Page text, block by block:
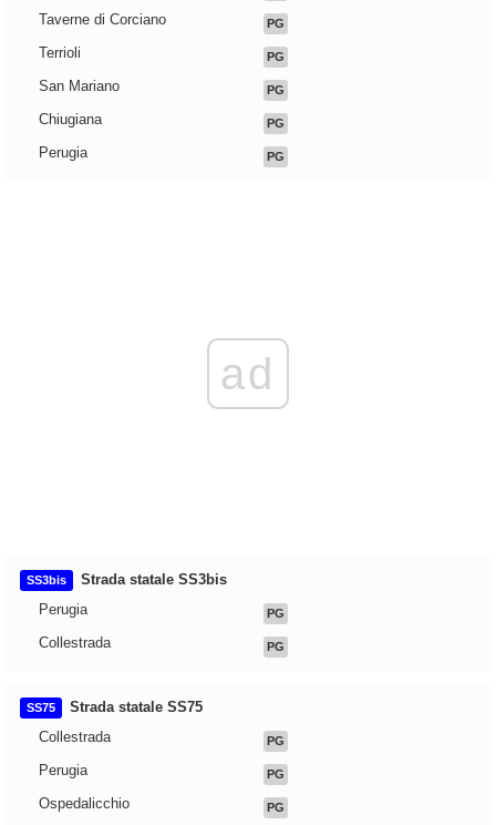
Taverne di Corciano PG
Terrioli PG
San Mariano PG
Chiugiana PG
Perugia PG
ad
SS3bis
Strada statale SS3bis
Perugia
PG
Collestrada PG
SS75
Strada statale SS75
Collestrada
PG
Perugia PG
Ospedalicchio PG